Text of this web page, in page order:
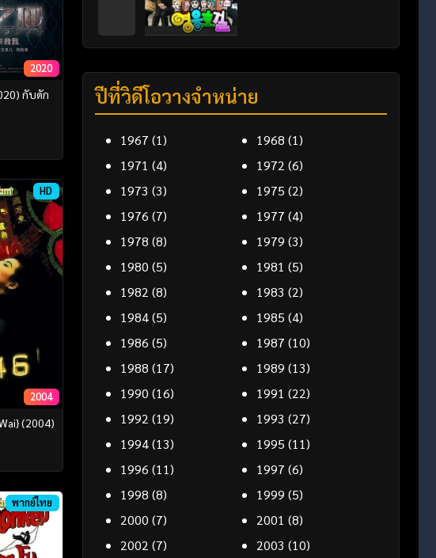
2020
กับดัก
HD
2004
(2004)
พากย์ไทย
ปีที่วิดีโอวางจำหน่าย
1967 (1) 1968 (1)
1971 (4) 1972 (6)
1973 (3) 1975 (2)
1976 (7) 1977 (4)
1978 (8) 1979 (3)
1980 (5) 1981 (5)
1982 (8) 1983 (2)
1984(5) 1985 (4)
1986 (5) 1987 (10)
1988 (17) 1989 (13)
1990 (16) 1991 (22)
1992 (19) 1993 (27)
1994(13) 1995 (11)
1996 (11) 1997 (6)
1998 (8) 1999 (5)
2000 (7) 2001 (8)
2002 (7) 2003 (10)